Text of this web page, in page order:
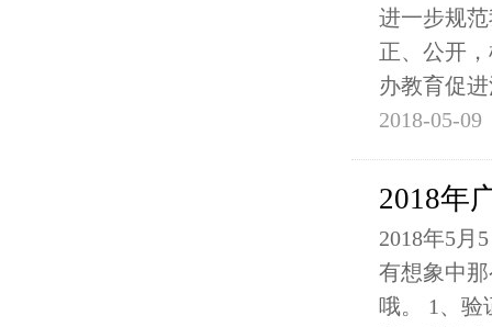
进一步规
正、公开
办教育促
2018-05-09
2018年
2018年5月
有想象中
哦。 1、